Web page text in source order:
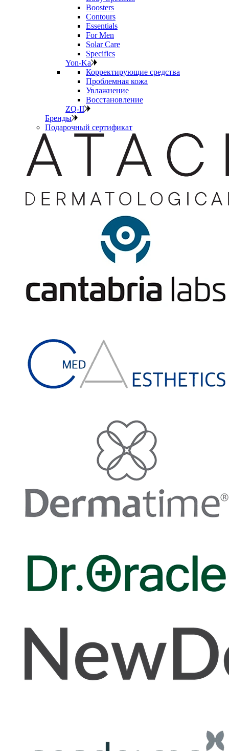
Boosters
Contours
Essentials
For Men
Solar Care
Specifics
Yon-Ka
Корректирующие средства
Проблемная кожа
Увлажнение
Восстановление
ZQ-II
Бренды
Подарочный сертификат